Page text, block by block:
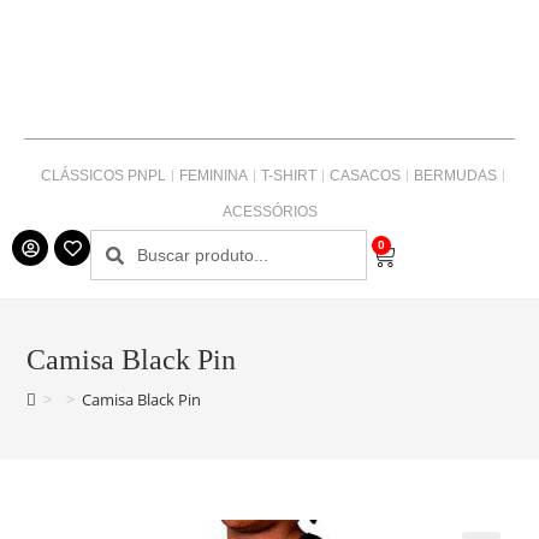
CLÁSSICOS PNPL FEMININA T-SHIRT CASACOS BERMUDAS
ACESSÓRIOS
0
Camisa Black Pin
> > Camisa Black Pin